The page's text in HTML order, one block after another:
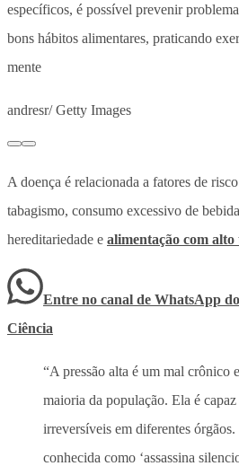
específicos, é possível prevenir
bons hábitos alimentares, praticando
mente
andresr/ Getty Images
A doença é relacionada a fatores de
tabagismo, consumo excessivo de
hereditariedade e alimentação com
Entre no canal de WhatsApp do
Ciência
“A pressão alta é um mal crônico
maioria da população. Ela é capaz
irreversíveis em diferentes
conhecida como ‘assassina